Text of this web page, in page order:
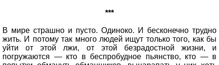
***
В мире страшно и пусто. Одиноко. И бесконечно трудно
жить. И потому так много людей ищут только того, как бы
уйти от этой лжи, от этой безрадостной жизни, и
погружаются — кто в беспробудное пьянство, кто — в